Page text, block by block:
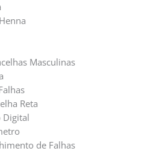
Masculinas
Reta
Digital
de Falhas